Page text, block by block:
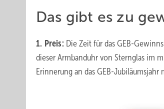
Das gibt es zu
1. Preis: Die Zeit für das GEB-
dieser Armbanduhr von Sternglas im
Erinnerung an das GEB-Jubiläumsjahr